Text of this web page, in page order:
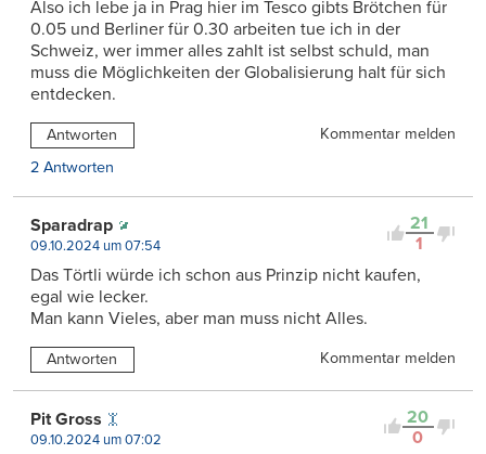
Also ich lebe ja in Prag hier im Tesco gibts Brötchen für
0.05 und Berliner für 0.30 arbeiten tue ich in der
Schweiz, wer immer alles zahlt ist selbst schuld, man
muss die Möglichkeiten der Globalisierung halt für sich
entdecken.
Antworten
Kommentar melden
2 Antworten
21
1
Sparadrap
09.10.2024 um 07:54
Das Törtli würde ich schon aus Prinzip nicht kaufen,
egal wie lecker.
Man kann Vieles, aber man muss nicht Alles.
Antworten Kommentar melden
20
0
Pit Gross
09.10.2024 um 07:02